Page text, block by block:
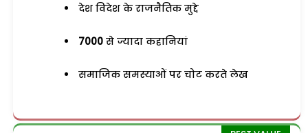
देश विदेश के राजनैतिक मुद्दे
7000 से ज्यादा कहानियां
समाजिक समस्याओं पर चोट करते लेख